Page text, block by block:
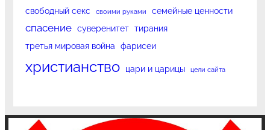
свободный секс своими руками семейные ценности
спасение суверенитет тирания
третья мировая война
фарисеи
христианство цари и царицы цели сайта